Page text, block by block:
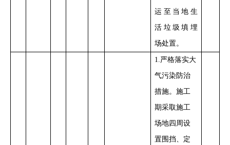
运至当地生
活垃圾填埋
场处置。
1.严格落实大
气污染防治
措施。施工
期采取施工
场地四周设
置围挡、 定